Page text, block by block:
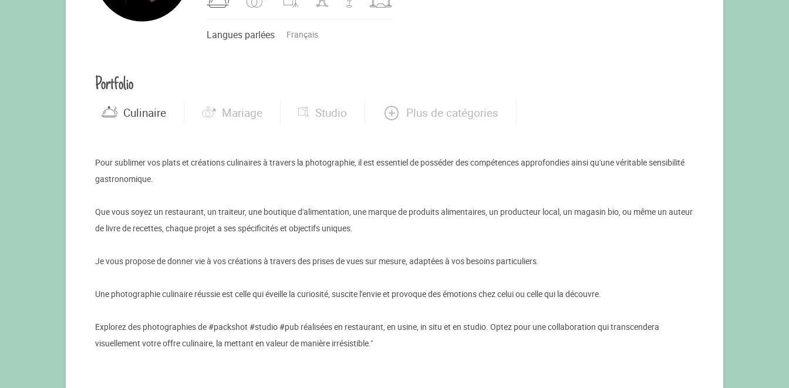
Langues parlées Français
Portfolio
Culinaire Mariage Studio Plus de catégories
Pour sublimer vos plats et créations culinaires à travers la photographie, il est essentiel de posséder des compétences approfondies ainsi qu'une véritable sensibilité
gastronomique.
Que vous soyez un restaurant, un traiteur, une boutique d'alimentation, une marque de produits alimentaires, un producteur local, un magasin bio, ou même un auteur
de livre de recettes, chaque projet a ses spécificités et objectifs uniques.
Je vous propose de donner vie à vos créations à travers des prises de vues sur mesure, adaptées à vos besoins particuliers.
Une photographie culinaire réussie est celle qui éveille la curiosité, suscite l'envie et provoque des émotions chez celui ou celle qui la découvre.
Explorez des photographies de #packshot #studio #pub réalisées en restaurant, en usine, in situ et en studio. Optez pour une collaboration qui transcendera
visuellement votre offre culinaire, la mettant en valeur de manière irrésistible."